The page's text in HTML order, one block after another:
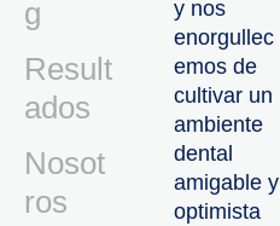
g
Result
ados
Nosot
ros
y nos
enorgullec
emos de
cultivar un
ambiente
dental
amigable y
optimista